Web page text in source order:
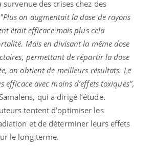
des crises chez des
"Plus on augmentait la dose de rayons
était efficace mais plus cela
Mais en divisant la même dose
permettant de répartir la dose
on obtient de meilleurs résultats. Le
efficace avec moins d’effets toxiques",
qui a dirigé l’étude.
tentent d’optimiser les
et de déterminer leurs effets
le long terme.